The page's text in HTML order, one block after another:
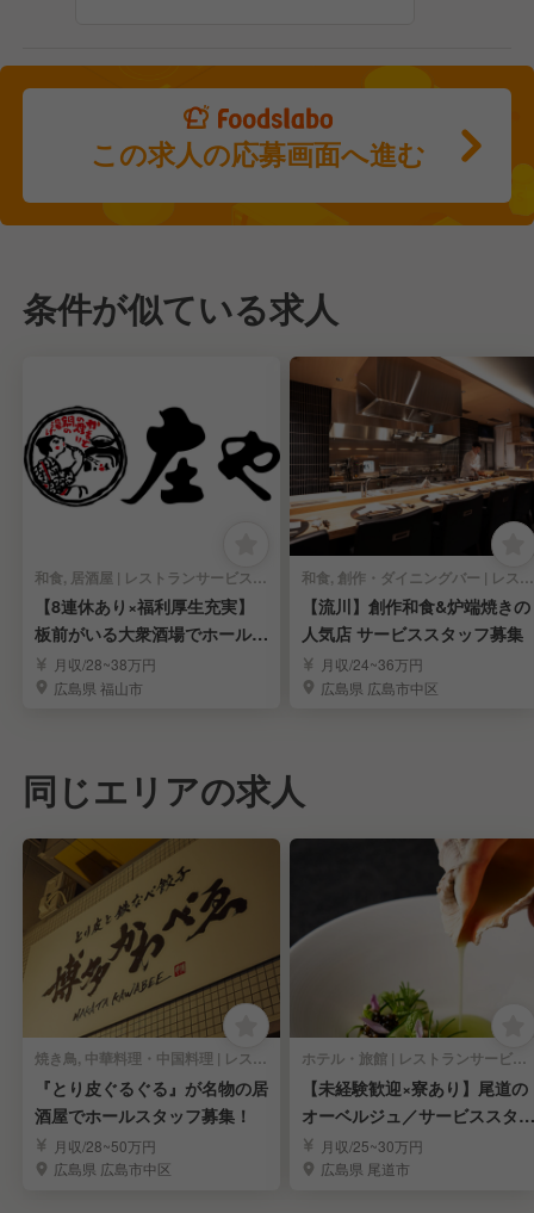
この求人の応募画面へ進む
条件が似ている求人
和食, 居酒屋 | レストランサービス・ホールスタッフ
【8連休あり×福利厚生充実】
板前がいる大衆酒場でホールス
タッフを募集！
月収/28~38万円
広島県 福山市
和食, 創作・ダイニングバー | レストランサービス・ホールスタッフ
【流川】創作和食&炉端焼きの
人気店 サービススタッフ募集
月収/24~36万円
広島県 広島市中区
同じエリアの求人
焼き鳥, 中華料理・中国料理 | レストランサービス・ホールスタッフ
『とり皮ぐるぐる』が名物の居
酒屋でホールスタッフ募集！
月収/28~50万円
広島県 広島市中区
ホテル・旅館 | レストランサービス・ホールスタッフ
【未経験歓迎×寮あり】尾道の
オーベルジュ／サービススタッ
フ募集
月収/25~30万円
広島県 尾道市